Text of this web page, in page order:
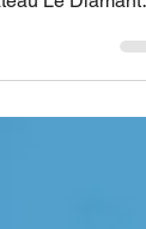
gourmand